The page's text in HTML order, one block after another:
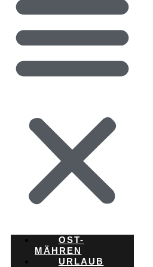
OST-
MÄHREN
URLAUB